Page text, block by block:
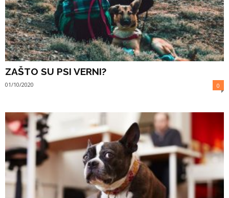
ZAŠTO SU PSI VERNI?
01/10/2020 0